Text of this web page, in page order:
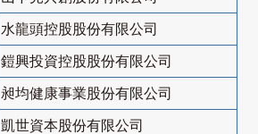
水龍頭控股股份有限公司
鎧興投資控股股份有限公司
昶均健康事業股份有限公司
凱世資本股份有限公司